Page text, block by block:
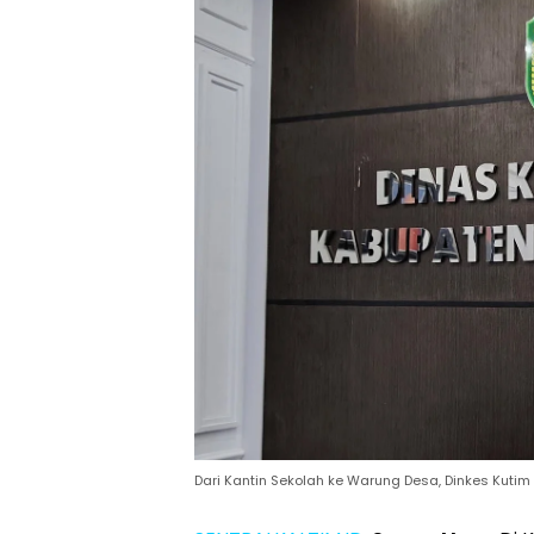
Dari Kantin Sekolah ke Warung Desa, Dinkes